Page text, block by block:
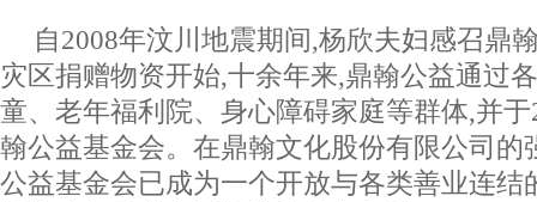
自2008年汶川地震期间,杨欣夫妇感召鼎
灾区捐赠物资开始,十余年来,鼎翰公益通过
童、老年福利院、身心障碍家庭等群体,并
翰公益基金会。在鼎翰文化股份有限公司的
公益基金会已成为一个开放与各类善业连结